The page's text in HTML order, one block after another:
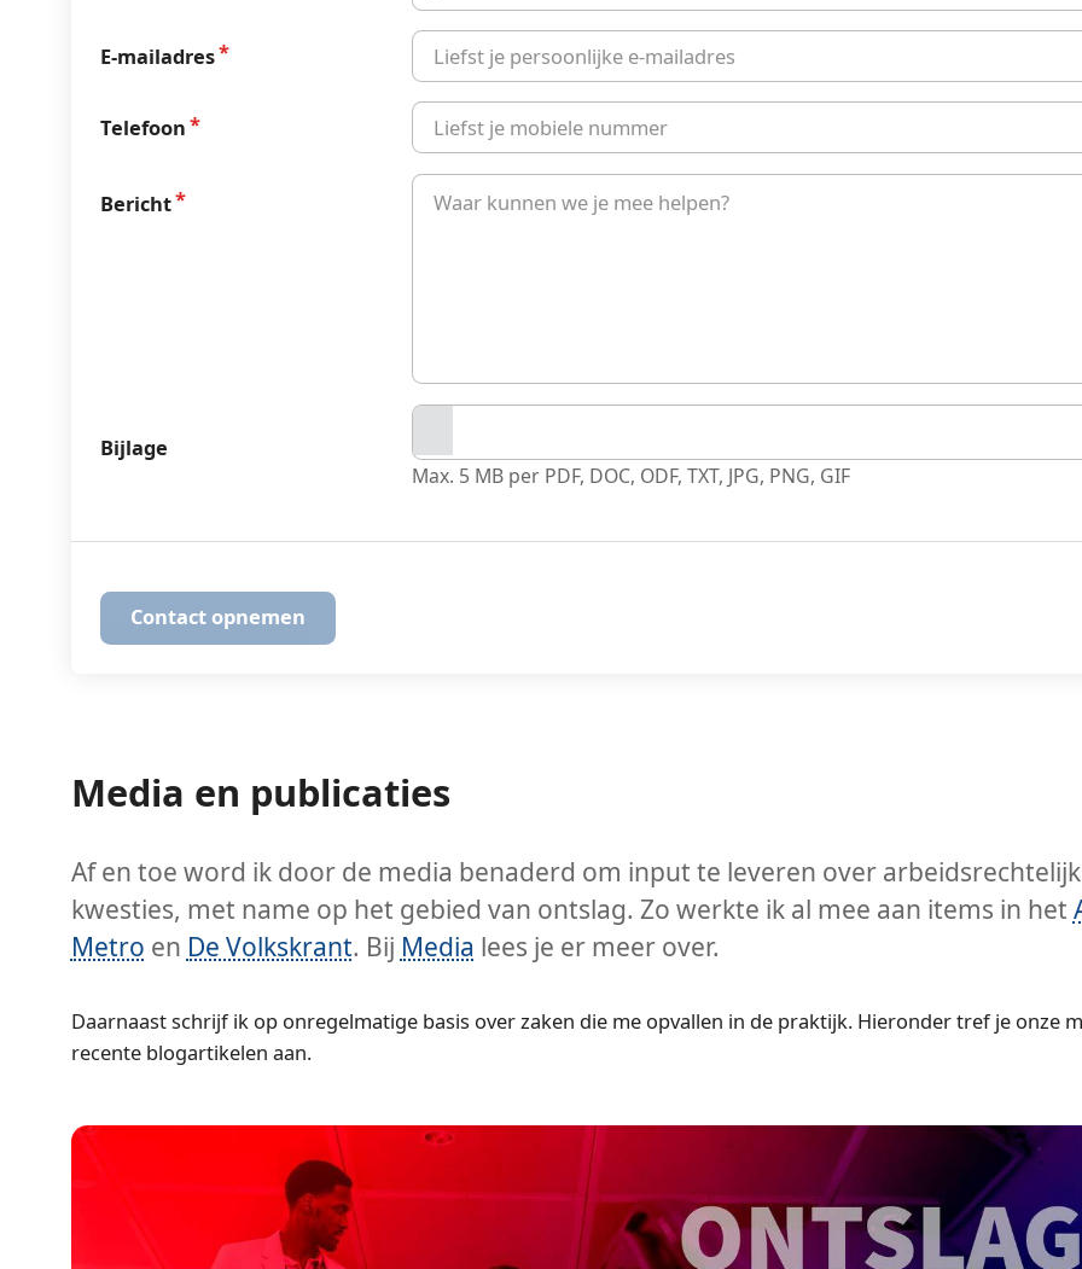
E-mailadres
Telefoon
Bericht
Bijlage
Max. 5 MB per PDF, DOC, ODF, TXT, JPG, PNG, GIF
Media en publicaties
Af en toe word ik door de media benaderd om input te leveren over
kwesties, met name op het gebied van ontslag. Zo werkte ik al mee aan items in het
Metro en De Volkskrant. Bij Media lees je er meer over.
Daarnaast schrijf ik op onregelmatige basis over zaken die me opvallen in de praktijk. Hieronder tref je onze
recente blogartikelen aan.